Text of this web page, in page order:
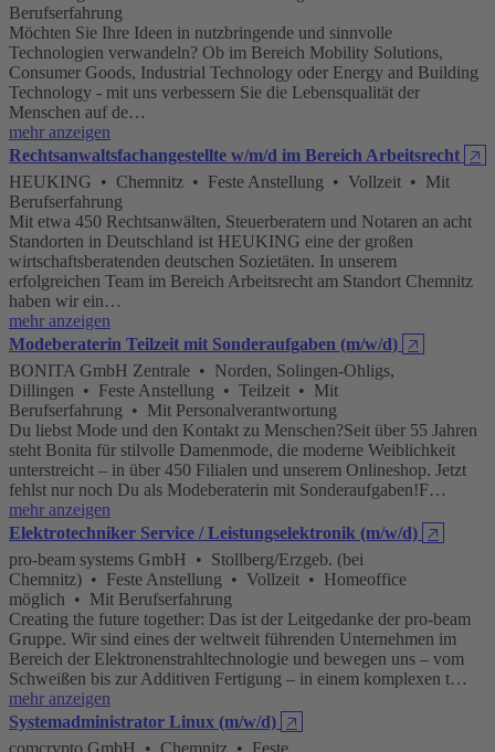
Berufserfahrung
Möchten Sie Ihre Ideen in nutzbringende und sinnvolle
Technologien verwandeln? Ob im Bereich Mobility Solutions,
Consumer Goods, Industrial Technology oder Energy and Building
Technology - mit uns verbessern Sie die Lebensqualität der
Menschen auf de…
mehr anzeigen
Rechtsanwaltsfachangestellte w/m/d im Bereich Arbeitsrecht 🡥
HEUKING • Chemnitz • Feste Anstellung • Vollzeit • Mit
Berufserfahrung
Mit etwa 450 Rechtsanwälten, Steuerberatern und Notaren an acht
Standorten in Deutschland ist HEUKING eine der großen
wirtschaftsberatenden deutschen Sozietäten. In unserem
erfolgreichen Team im Bereich Arbeitsrecht am Standort Chemnitz
haben wir ein…
mehr anzeigen
Modeberaterin Teilzeit mit Sonderaufgaben (m/w/d) 🡥
BONITA GmbH Zentrale • Norden, Solingen-Ohligs,
Dillingen • Feste Anstellung • Teilzeit • Mit
Berufserfahrung • Mit Personalverantwortung
Du liebst Mode und den Kontakt zu Menschen?Seit über 55 Jahren
steht Bonita für stilvolle Damenmode, die moderne Weiblichkeit
unterstreicht – in über 450 Filialen und unserem Onlineshop. Jetzt
fehlst nur noch Du als Modeberaterin mit Sonderaufgaben!F…
mehr anzeigen
Elektrotechniker Service / Leistungselektronik (m/w/d) 🡥
pro-beam systems GmbH • Stollberg/Erzgeb. (bei
Chemnitz) • Feste Anstellung • Vollzeit • Homeoffice
möglich • Mit Berufserfahrung
Creating the future together: Das ist der Leitgedanke der pro-beam
Gruppe. Wir sind eines der weltweit führenden Unternehmen im
Bereich der Elektronenstrahltechnologie und bewegen uns – vom
Schweißen bis zur Additiven Fertigung – in einem komplexen t…
mehr anzeigen
Systemadministrator Linux (m/w/d) 🡥
comcrypto GmbH • Chemnitz • Feste